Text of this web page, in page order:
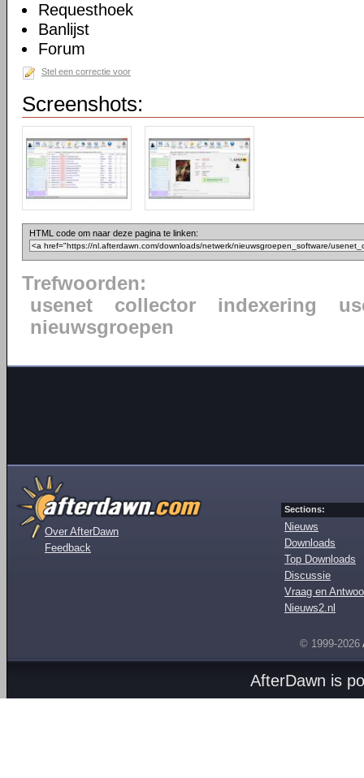
Requesthoek
Banlijst
Forum
Stel een correctie voor
Screenshots:
HTML code om naar deze pagina te linken:
Trefwoorden:
usenet
collector indexering
nieuwsgroepen
Over AfterDawn
Feedback
Sections:
Nieuws
Downloads
Top Downloads
Discussie
Vraag en
Nieuws2.nl
© 1999-2026
AfterDawn is